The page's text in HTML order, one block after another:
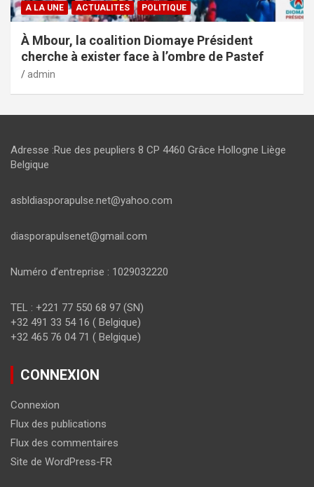
A LA UNE ACTUALITES POLITIQUE
À Mbour, la coalition Diomaye Président
cherche à exister face à l’ombre de Pastef
admin
Adresse :Rue des peupliers 8 CP 4460 Grâce Hollogne Liège
Belgique
asbldiasporapulse.net@yahoo.com
diasporapulsenet@gmail.com
Numéro d’entreprise : 1029032220
TEL : +221 77 550 68 97 (SN)
+32 491 33 54 16 ( Belgique)
+32 465 76 04 71 ( Belgique)
CONNEXION
Connexion
Flux des publications
Flux des commentaires
Site de WordPress-FR